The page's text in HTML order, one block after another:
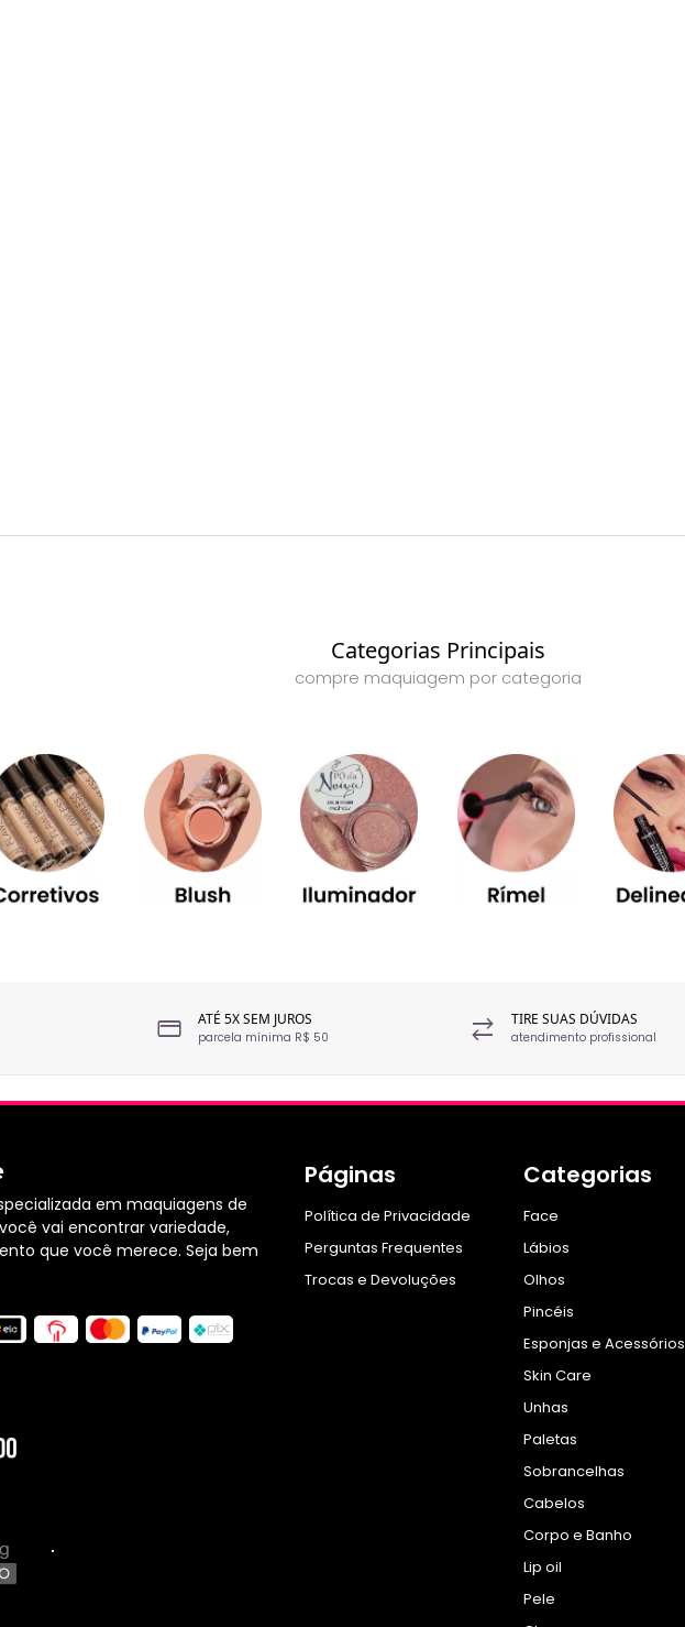
Categorias Principais
compre maquiagem por categoria
ATÉ 5X SEM JUROS
parcela mínima R$ 50
TIRE SUAS DÚVIDAS
atendimento profissional
Páginas
Política de Privacidade
Perguntas Frequentes
Trocas e Devoluções
Categorias
Face
Lábios
Olhos
Pincéis
Esponjas e Acessórios
Skin Care
Unhas
Paletas
Sobrancelhas
Cabelos
Corpo e Banho
Lip oil
Pele
em maquiagens de
vai encontrar variedade,
que você merece. Seja bem